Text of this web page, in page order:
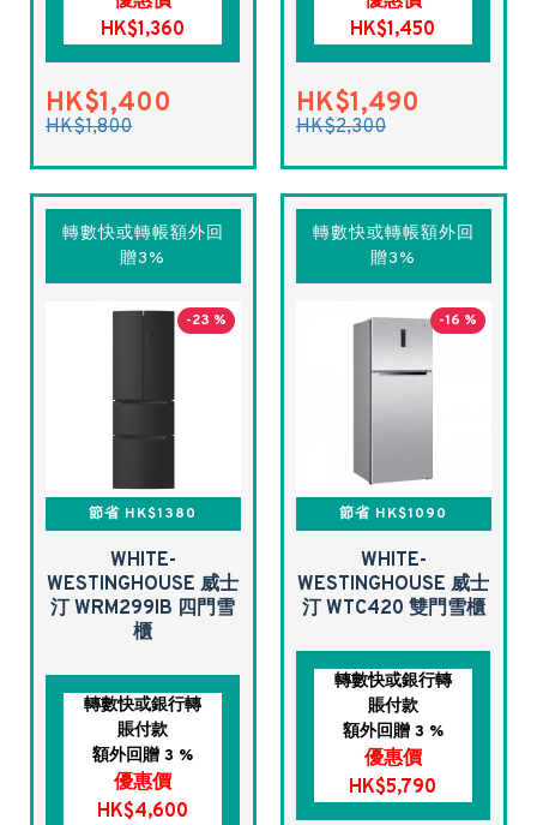
HK$1,360
HK$1,400
HK$1,800
HK$1,450
HK$1,490
HK$2,300
轉數快或轉帳額外回
贈3%
-23 %
節省 HK$1380
WHITE-
WESTINGHOUSE 威士
汀 WRM299IB 四門雪
櫃
轉數快或銀行轉
賬付款
額外回贈 3 %
優惠價
HK$4,600
轉數快或轉帳額外回
贈3%
-16 %
節省 HK$1090
WHITE-
WESTINGHOUSE 威士
汀 WTC420 雙門雪櫃
轉數快或銀行轉
賬付款
額外回贈 3 %
優惠價
HK$5,790